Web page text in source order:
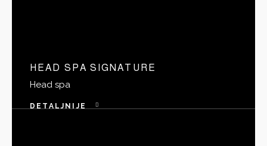
HEAD SPA SIGNATURE
Head spa
DETALJNIJE